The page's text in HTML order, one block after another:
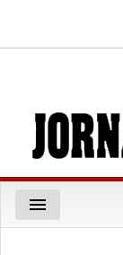
menu